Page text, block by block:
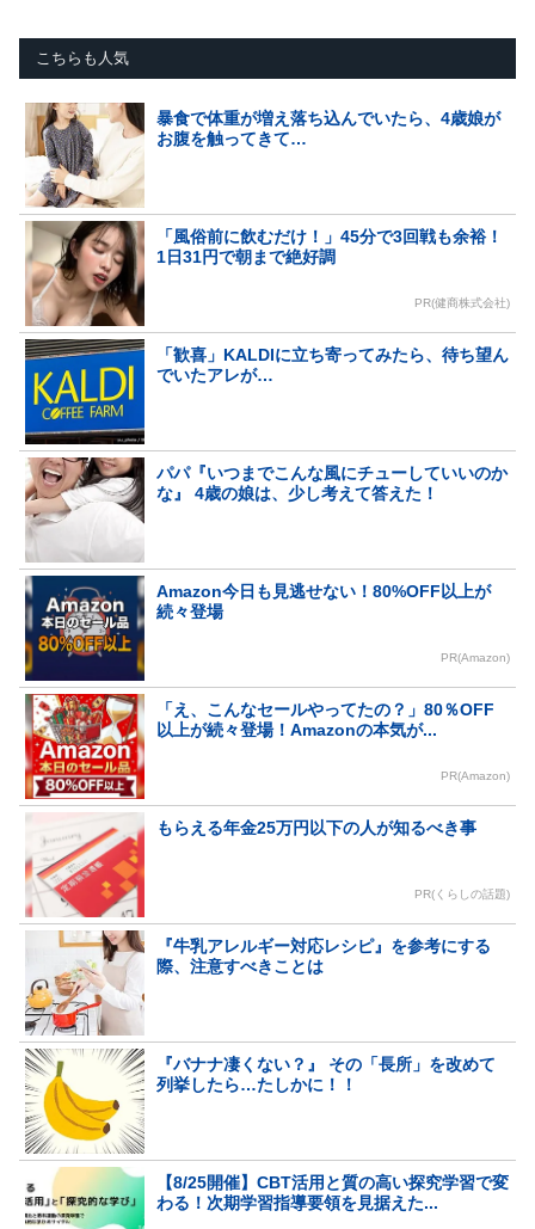
こちらも人気
暴食で体重が増え落ち込んでいたら、4歳娘が
お腹を触ってきて…
「風俗前に飲むだけ！」45分で3回戦も余裕！
1日31円で朝まで絶好調
PR(健商株式会社)
「歓喜」KALDIに立ち寄ってみたら、待ち望ん
でいたアレが…
パパ『いつまでこんな風にチューしていいのか
な』 4歳の娘は、少し考えて答えた！
Amazon今日も見逃せない！80%OFF以上が
続々登場
PR(Amazon)
「え、こんなセールやってたの？」80％OFF
以上が続々登場！Amazonの本気が...
PR(Amazon)
もらえる年金25万円以下の人が知るべき事
PR(くらしの話題)
『牛乳アレルギー対応レシピ』を参考にする
際、注意すべきことは
『バナナ凄くない？』 その「長所」を改めて
列挙したら…たしかに！！
【8/25開催】CBT活用と質の高い探究学習で変
わる！次期学習指導要領を見据えた...